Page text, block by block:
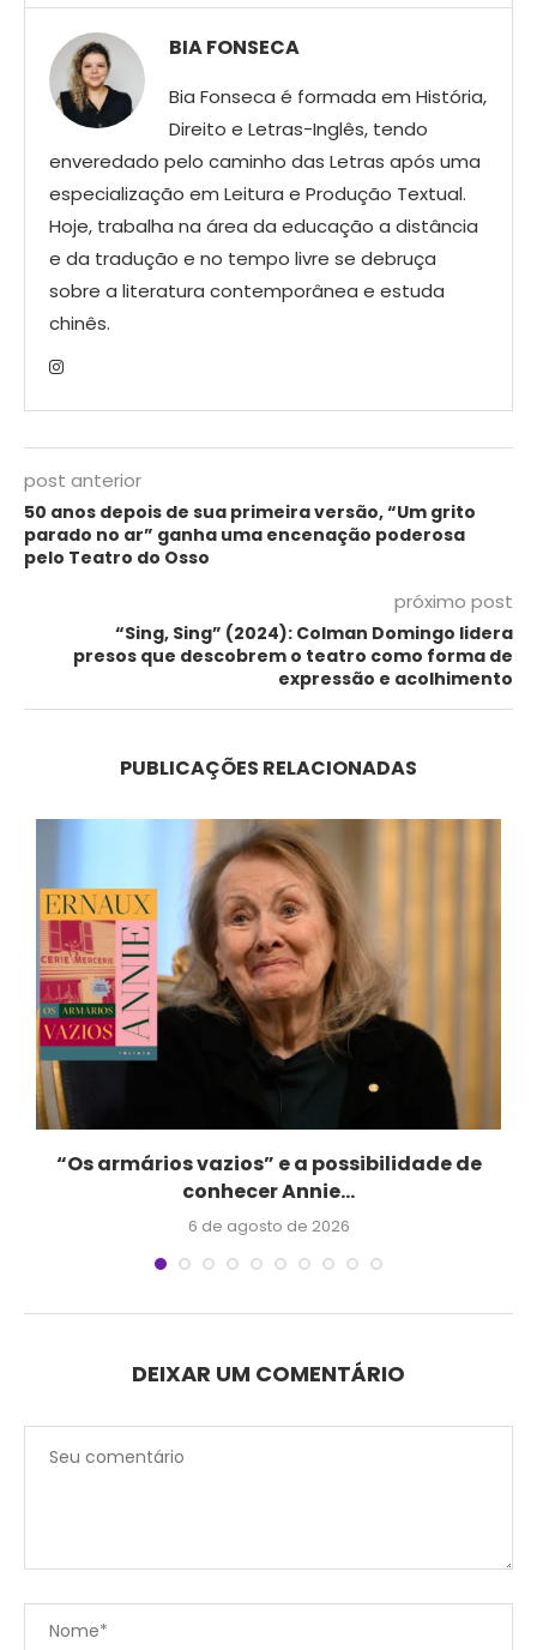
BIA FONSECA
Bia Fonseca é formada em História,
Direito e Letras-Inglês, tendo
enveredado pelo caminho das Letras após uma
especialização em Leitura e Produção Textual.
Hoje, trabalha na área da educação a distância
e da tradução e no tempo livre se debruça
sobre a literatura contemporânea e estuda
chinês.
post anterior
50 anos depois de sua primeira versão, “Um grito
parado no ar” ganha uma encenação poderosa
pelo Teatro do Osso
próximo post
“Sing, Sing” (2024): Colman Domingo lidera
presos que descobrem o teatro como forma de
expressão e acolhimento
PUBLICAÇÕES RELACIONADAS
“Os armários vazios” e a possibilidade de
conhecer Annie...
6 de agosto de 2026
DEIXAR UM COMENTÁRIO